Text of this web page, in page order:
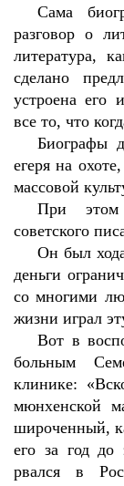
Сама
разговор о
литература,
сделано
устроена его
все то, что
Биографы
егеря на
массовой
При этом
советского
Он был
деньги
со многими
жизни играл
Вот в
больным
клинике:
мюнхенской
широченный,
его за год
рвался в